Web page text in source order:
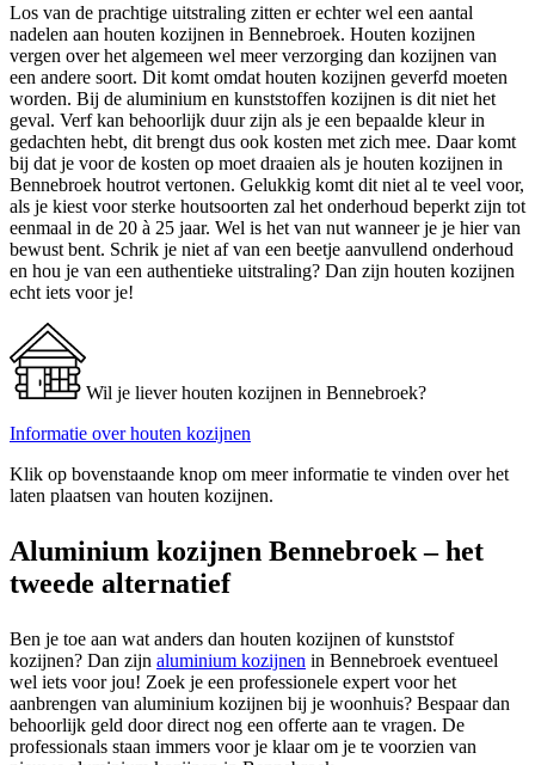
Los van de prachtige uitstraling zitten er echter wel een aantal
nadelen aan houten kozijnen in Bennebroek. Houten kozijnen
vergen over het algemeen wel meer verzorging dan kozijnen van
een andere soort. Dit komt omdat houten kozijnen geverfd moeten
worden. Bij de aluminium en kunststoffen kozijnen is dit niet het
geval. Verf kan behoorlijk duur zijn als je een bepaalde kleur in
gedachten hebt, dit brengt dus ook kosten met zich mee. Daar komt
bij dat je voor de kosten op moet draaien als je houten kozijnen in
Bennebroek houtrot vertonen. Gelukkig komt dit niet al te veel voor,
als je kiest voor sterke houtsoorten zal het onderhoud beperkt zijn tot
eenmaal in de 20 à 25 jaar. Wel is het van nut wanneer je je hier van
bewust bent. Schrik je niet af van een beetje aanvullend onderhoud
en hou je van een authentieke uitstraling? Dan zijn houten kozijnen
echt iets voor je!
Wil je liever houten kozijnen in Bennebroek?
Informatie over houten kozijnen
Klik op bovenstaande knop om meer informatie te vinden over het
laten plaatsen van houten kozijnen.
Aluminium kozijnen Bennebroek – het
tweede alternatief
Ben je toe aan wat anders dan houten kozijnen of kunststof
kozijnen? Dan zijn aluminium kozijnen in Bennebroek eventueel
wel iets voor jou! Zoek je een professionele expert voor het
aanbrengen van aluminium kozijnen bij je woonhuis? Bespaar dan
behoorlijk geld door direct nog een offerte aan te vragen. De
professionals staan immers voor je klaar om je te voorzien van